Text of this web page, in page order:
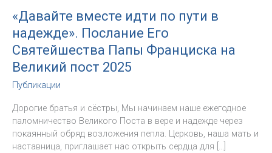
«Давайте вместе идти по пути в
надежде». Послание Его
Святейшества Папы Франциска на
Великий пост 2025
Публикации
Дорогие братья и сёстры, Мы начинаем наше ежегодное
паломничество Великого Поста в вере и надежде через
покаянный обряд возложения пепла. Церковь, наша мать и
наставница, приглашает нас открыть сердца для […]